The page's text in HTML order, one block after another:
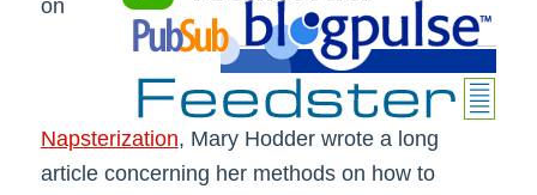
on
Napsterization, Mary Hodder wrote a long
article concerning her methods on how to